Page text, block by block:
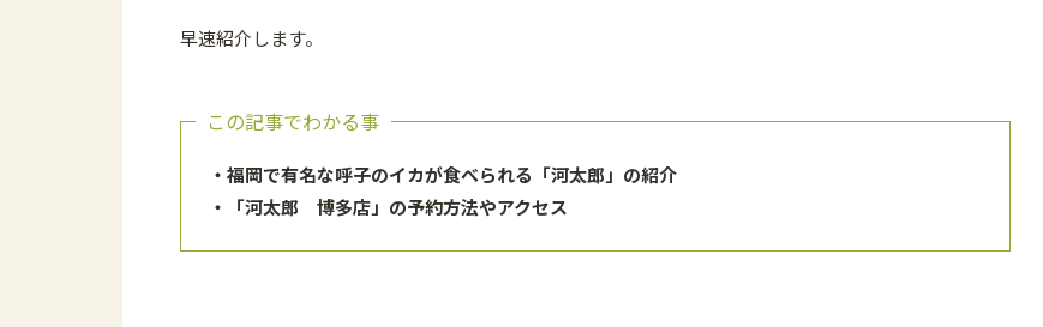
早速紹介します。
この記事でわかる事
・福岡で有名な呼子のイカが食べられる「河太郎」の紹介
・
「河太郎 博多店」 の予約方法やアクセス